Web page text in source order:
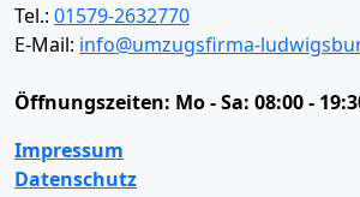
Tel.: 01579-2632770
E-Mail: info@umzugsfirma-
Öffnungszeiten: Mo - Sa: 08:00 -
Impressum
Datenschutz